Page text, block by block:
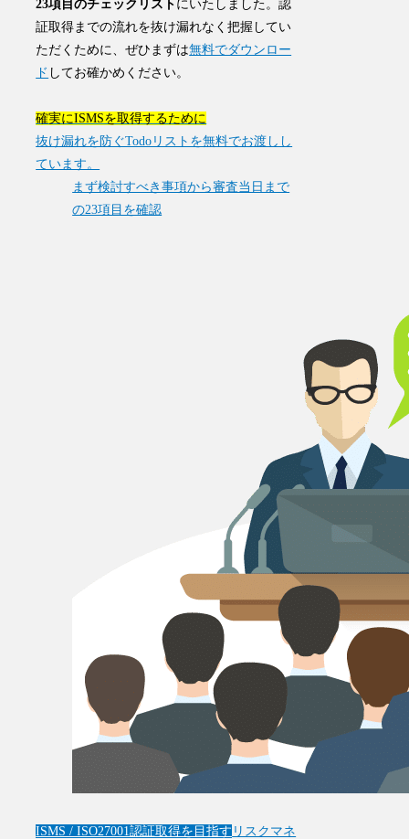
23項目のチェックリスト にいたしました。認
証取得までの流れを抜け漏れなく把握してい
ただくために、ぜひまずは無料でダウンロー
ド してお確かめください。
確実にISMSを取得するために
抜け漏れを防ぐTodoリストを無料でお渡しし
ています。
まず検討すべき事項から審査当日まで
の23項目を確認
ISMS / ISO27001認証取得を目指す リスクマネ